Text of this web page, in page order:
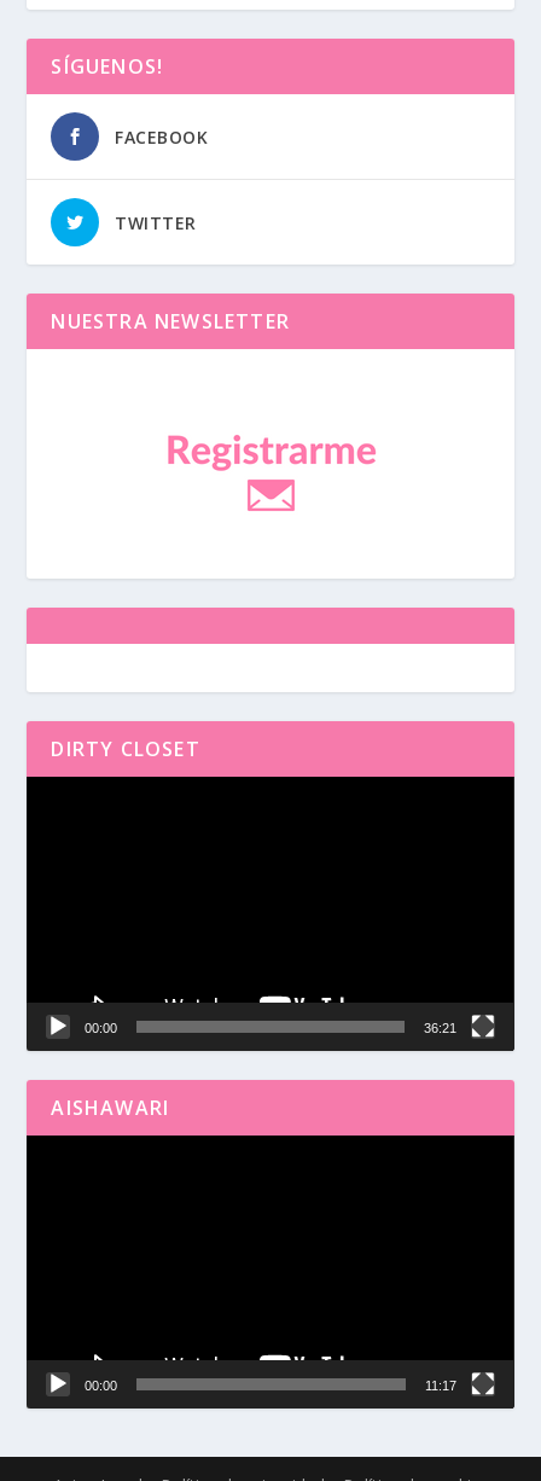
SÍGUENOS!
FACEBOOK
TWITTER
NUESTRA NEWSLETTER
DIRTY CLOSET
00:00 36:21
AISHAWARI
00:00 11:17